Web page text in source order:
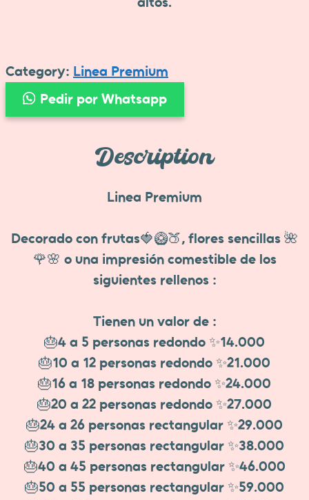
Category: Linea Premium
Pedir por Whatsapp
Description
Linea Premium
Decorado con frutas🍓🥝🍑, flores sencillas 🌺
🌹🌸 o una impresión comestible de los
siguientes rellenos :
Tienen un valor de :
🎂4 a 5 personas redondo ✨14.000
🎂10 a 12 personas redondo ✨21.000
🎂16 a 18 personas redondo ✨24.000
🎂20 a 22 personas redondo ✨27.000
🎂24 a 26 personas rectangular ✨29.000
🎂30 a 35 personas rectangular ✨38.000
🎂40 a 45 personas rectangular ✨46.000
🎂50 a 55 personas rectangular ✨59.000